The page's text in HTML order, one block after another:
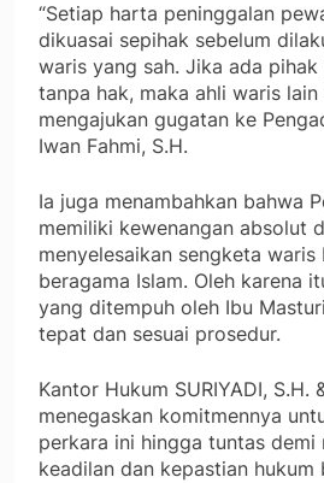
“Setiap harta peninggalan
dikuasai sepihak sebelum
waris yang sah. Jika ada pihak
tanpa hak, maka ahli waris lain
mengajukan gugatan ke
Iwan Fahmi, S.H.
Ia juga menambahkan bahwa
memiliki kewenangan absolut
menyelesaikan sengketa
beragama Islam. Oleh karena
yang ditempuh oleh Ibu
tepat dan sesuai prosedur.
Kantor Hukum SURIYADI, S.H.
menegaskan komitmennya
perkara ini hingga tuntas demi
keadilan dan kepastian hukum